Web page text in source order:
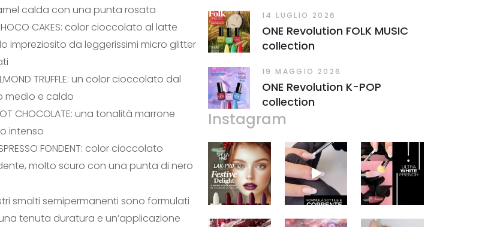
calda con una punta rosata
CAKES: color cioccolato al latte
impreziosito da leggerissimi micro glitter
TRUFFLE: un color cioccolato dal
medio e caldo
CHOCOLATE: una tonalità marrone
intenso
FONDENT: color cioccolato
molto scuro con una punta di nero
smalti semipermanenti sono formulati
tenuta duratura e un’applicazione
14 LUGLIO 2026
ONE Revolution FOLK MUSIC
collection
19 MAGGIO 2026
ONE Revolution K-POP
collection
Instagram